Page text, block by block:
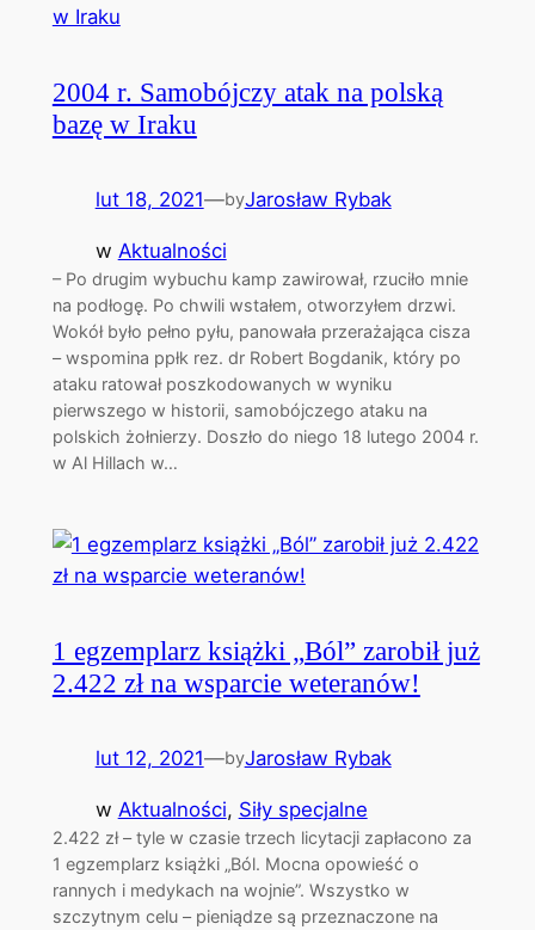
2004 r. Samobójczy atak na polską
bazę w Iraku
lut 18, 2021—byJarosław Rybak
w Aktualności
– Po drugim wybuchu kamp zawirował, rzuciło mnie
na podłogę. Po chwili wstałem, otworzyłem drzwi.
Wokół było pełno pyłu, panowała przerażająca cisza
– wspomina ppłk rez. dr Robert Bogdanik, który po
ataku ratował poszkodowanych w wyniku
pierwszego w historii, samobójczego ataku na
polskich żołnierzy. Doszło do niego 18 lutego 2004 r.
w Al Hillach w…
1 egzemplarz książki „Ból” zarobił już
2.422 zł na wsparcie weteranów!
lut 12, 2021—byJarosław Rybak
w Aktualności, Siły specjalne
2.422 zł – tyle w czasie trzech licytacji zapłacono za
1 egzemplarz książki „Ból. Mocna opowieść o
rannych i medykach na wojnie”. Wszystko w
szczytnym celu – pieniądze są przeznaczone na